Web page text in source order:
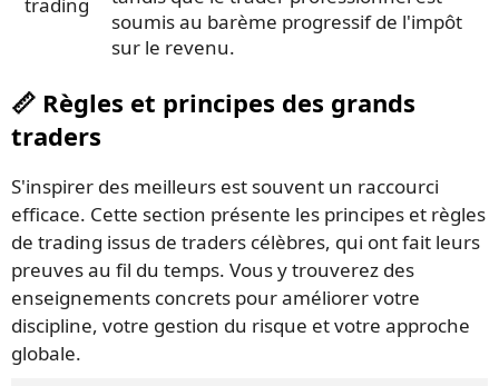
soumis au barème progressif de l'impôt
sur le revenu.
📏 Règles et principes des grands
traders
S'inspirer des meilleurs est souvent un raccourci
efficace. Cette section présente les principes et règles
de trading issus de traders célèbres, qui ont fait leurs
preuves au fil du temps. Vous y trouverez des
enseignements concrets pour améliorer votre
discipline, votre gestion du risque et votre approche
globale.